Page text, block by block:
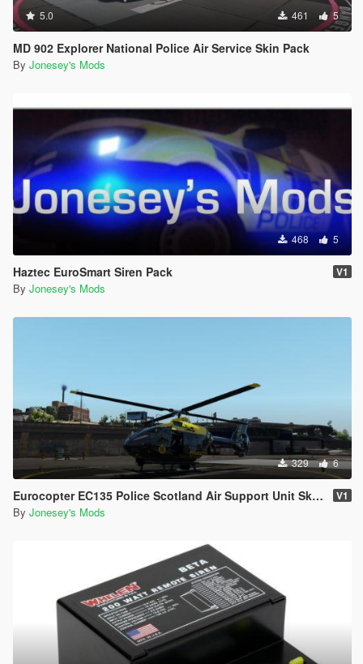
5.0 461 5
MD 902 Explorer National Police Air Service Skin Pack
By Jonesey's Mods
468 5
Haztec EuroSmart Siren Pack V1
By Jonesey's Mods
329 6
Eurocopter EC135 Police Scotland Air Support Unit Skin G-POLS V1
By Jonesey's Mods